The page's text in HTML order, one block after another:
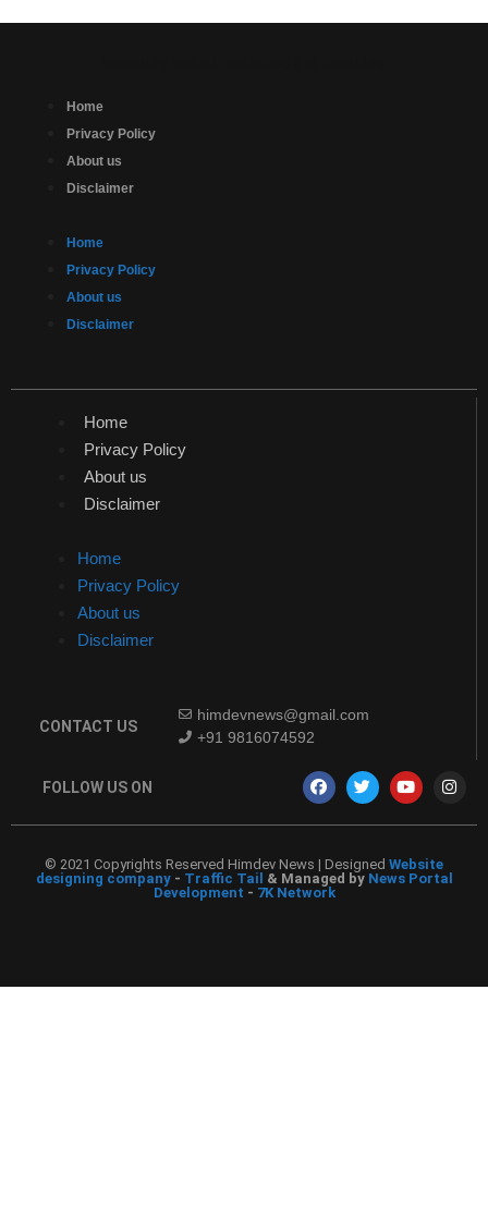
Home
Privacy Policy
About us
Disclaimer
Home
Privacy Policy
About us
Disclaimer
Home
Privacy Policy
About us
Disclaimer
Home
Privacy Policy
About us
Disclaimer
CONTACT US
himdevnews@gmail.com
+91 9816074592
FOLLOW US ON
© 2021 Copyrights Reserved Himdev News | Designed Website
designing company- Traffic Tail & Managed by News Portal
Development - 7K Network